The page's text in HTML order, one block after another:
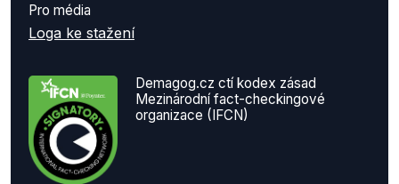
Pro média
Loga ke stažení
Demagog.cz ctí kodex zásad
Mezinárodní fact-checkingové
organizace (IFCN)